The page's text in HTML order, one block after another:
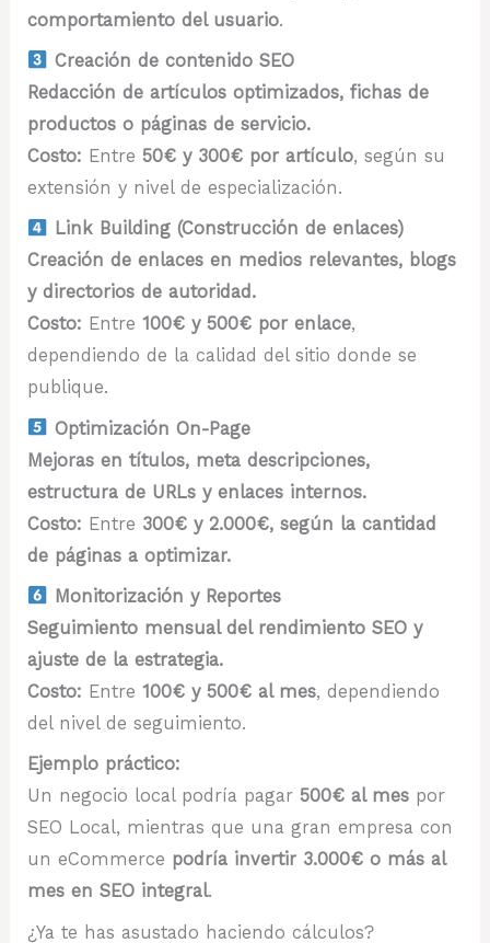
comportamiento del usuario.
Creación de contenido SEO
Redacción de artículos optimizados, fichas de
productos o páginas de servicio.
Costo: Entre 50€ y 300€ por artículo, según su
extensión y nivel de especialización.
Link Building (Construcción de enlaces)
Creación de enlaces en medios relevantes, blogs
y directorios de autoridad.
Costo: Entre100€ y 500€ por enlace,
dependiendo de la calidad del sitio donde se
publique.
Optimización On-Page
Mejoras en títulos, meta descripciones,
estructura de URLs y enlaces internos.
Costo: Entre 300€ y 2.000€, según la cantidad
de páginas a optimizar.
​ Monitorización y Reportes
Seguimiento mensual del rendimiento SEO y
ajuste de la estrategia.
Costo: Entre100€ y 500€ al mes, dependiendo
del nivel de seguimiento.
Ejemplo práctico:
Un negocio local podría pagar 500€ al mes por
SEO Local, mientras que una gran empresa con
un eCommerce podría invertir 3.000€ o más al
mes en SEO integral.
¿Ya te has asustado haciendo cálculos?